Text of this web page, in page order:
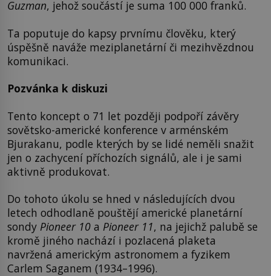
Guzman, jehož součástí je suma 100 000 franků.
Ta poputuje do kapsy prvnímu člověku, který
úspěšně naváže meziplanetární či mezihvězdnou
komunikaci.
Pozvánka k diskuzi
Tento koncept o 71 let později podpoří závěry
sovětsko-americké konference v arménském
Bjurakanu, podle kterých by se lidé neměli snažit
jen o zachycení příchozích signálů, ale i je sami
aktivně produkovat.
Do tohoto úkolu se hned v následujících dvou
letech odhodlaně pouštějí americké planetární
sondy Pioneer 10 a Pioneer 11, na jejichž palubě se
kromě jiného nachází i pozlacená plaketa
navržená americkým astronomem a fyzikem
Carlem Saganem (1934–1996).